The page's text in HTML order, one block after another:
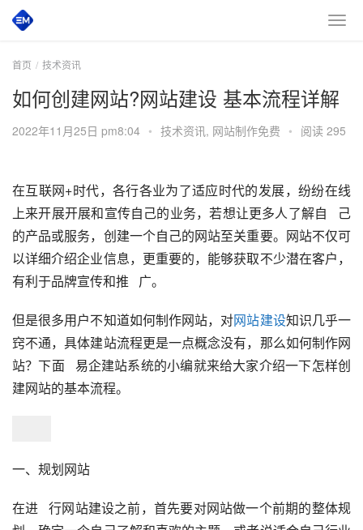
首页 技术资讯
如何创建网站?网站建设 基本流程详解
2022年11月25日 pm8:04 • 技术资讯, 网站制作免费 • 阅读 295
在互联网+时代，各行各业为了适应时代的发展，纷纷在线
上来开展开展和宣传自己的业务，若想让更多人了解自   己
的产品或服务，创建一个自己的网站至关重要。网站不仅可
以详细介绍企业信息，更重要的，能够获取不少潜在客户，
有利于品牌宣传和推   广。
但是很多用户不知道如何制作网站，对网站建设知识几乎一
窍不通，具体建站流程更是一点概念没有，那么如何制作网
站？下面   易企建站系统的小编就来给大家介绍一下怎样创
建网站的基本流程。
一、规划网站
在进   行网站建设之前，首先要对网站做一个前期的整体规